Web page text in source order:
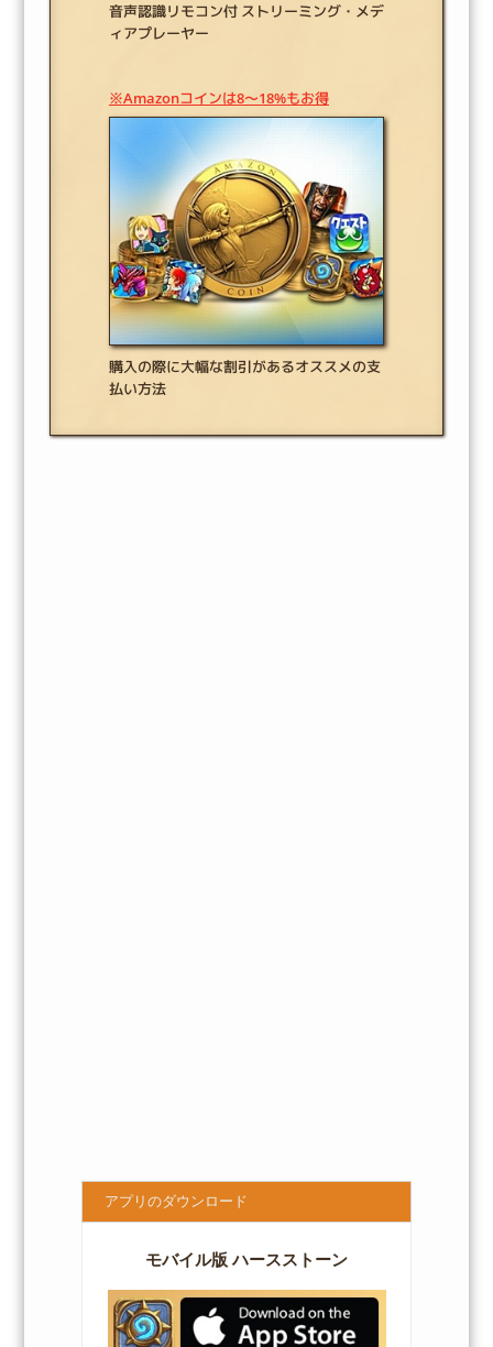
音声認識リモコン付 ストリーミング・メデ
ィアプレーヤー
※Amazonコインは8～18%もお得
購入の際に大幅な割引があるオススメの支
払い方法
アプリのダウンロード
モバイル版 ハースストーン